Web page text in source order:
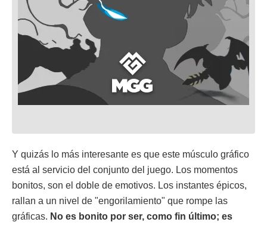
Y quizás lo más interesante es que este músculo gráfico
está al servicio del conjunto del juego. Los momentos
bonitos, son el doble de emotivos. Los instantes épicos,
rallan a un nivel de "engorilamiento" que rompe las
gráficas. No es bonito por ser, como fin último; es